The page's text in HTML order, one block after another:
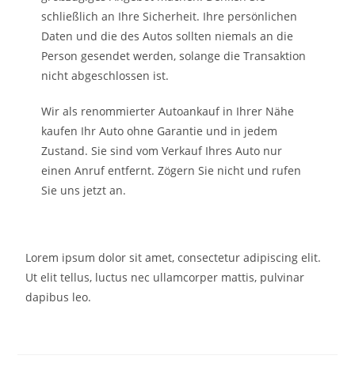
schließlich an Ihre Sicherheit. Ihre persönlichen
Daten und die des Autos sollten niemals an die
Person gesendet werden, solange die Transaktion
nicht abgeschlossen ist.
Wir als renommierter Autoankauf in Ihrer Nähe
kaufen Ihr Auto ohne Garantie und in jedem
Zustand. Sie sind vom Verkauf Ihres Auto nur
einen Anruf entfernt. Zögern Sie nicht und rufen
Sie uns jetzt an.
Lorem ipsum dolor sit amet, consectetur adipiscing elit.
Ut elit tellus, luctus nec ullamcorper mattis, pulvinar
dapibus leo.